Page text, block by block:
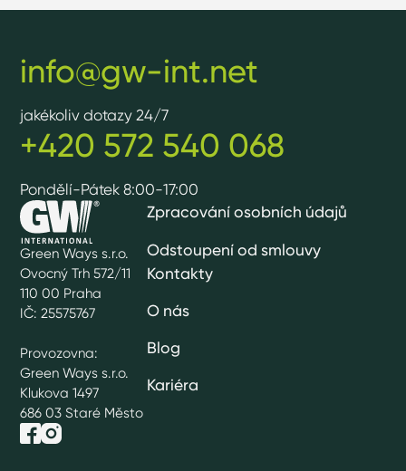
Green Ways s.r.o.
Ovocný Trh 572/11
110 00 Praha
IČ: 25575767
Provozovna:
Green Ways s.r.o.
Klukova 1497
686 03 Staré Město
Zpracování osobních údajů
Odstoupení od smlouvy
Kontakty
O nás
Blog
Kariéra
info@gw-int.net
jakékoliv dotazy 24/7
+420 572 540 068
Pondělí-Pátek 8:00-17:00